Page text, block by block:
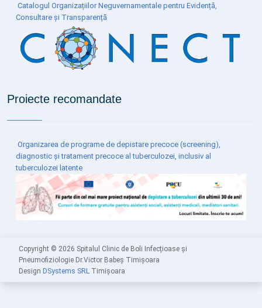
Catalogul Organizațiilor Neguvernamentale pentru Evidență,
Consultare și Transparență
Proiecte recomandate
Organizarea de programe de depistare precoce (screening),
diagnostic și tratament precoce al tuberculozei, inclusiv al
tuberculozei latente
Copyright © 2026 Spitalul Clinic de Boli Infecțioase și
Pneumofiziologie Dr.Victor Babeș Timișoara
Design DSystems SRL Timișoara